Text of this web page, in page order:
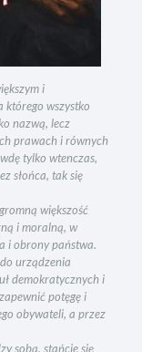
i
którego wszystko
nazwą, lecz
prawach i równych
tylko wtenczas,
słońca, tak się
większość
i moralną, w
i obrony państwa.
urządzenia
demokratycznych i
potęgę i
obywateli, a przez
sobą, stańcie się